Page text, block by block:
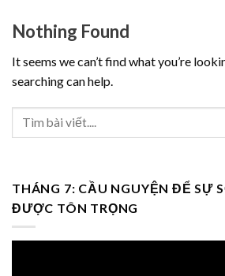
Nothing Found
It seems we can’t find what you’re
searching can help.
THÁNG 7: CẦU NGUYỆN ĐỂ SỰ
ĐƯỢC TÔN TRỌNG